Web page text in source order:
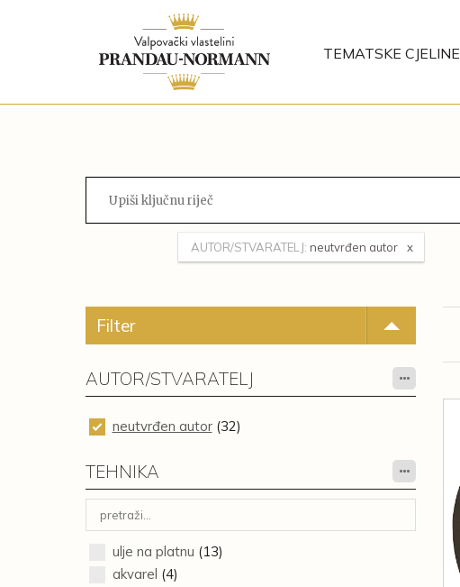
TEMATSKE CJELINE
AUTOR/STVARATELJ: neutvrđen autor
Filter
AUTOR/STVARATELJ
neutvrđen autor(32)
TEHNIKA
ulje na platnu (13)
akvarel (4)